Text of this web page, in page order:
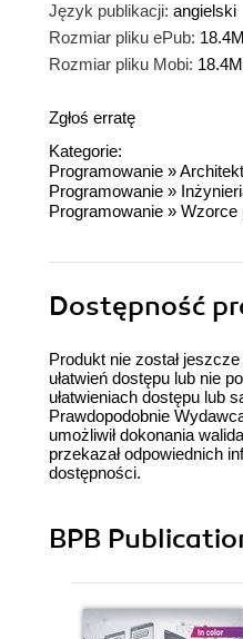
Język publikacji: angielski
Rozmiar pliku ePub:
Rozmiar pliku Mobi:
Zgłoś erratę
Kategorie:
Programowanie »
Programowanie »
Programowanie » Wzorce
Dostępność
Produkt nie został
ułatwień dostępu lub nie
ułatwieniach dostępu lub
Prawdopodobnie
umożliwił dokonania
przekazał odpowiednich
dostępności.
BPB